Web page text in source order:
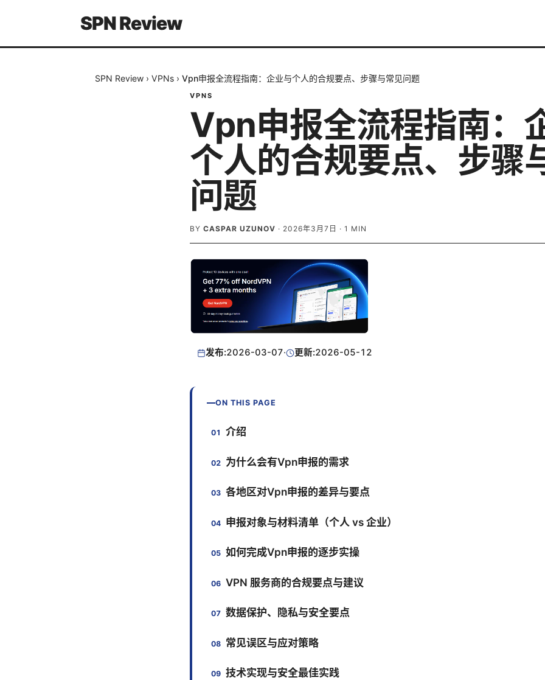
SPN Review
SPN Review › VPNs › Vpn申报全流程指南：企业与个人的合规要点、步骤与常见问题
VPNS
Vpn申报全流程指南：
个人的合规要点、步骤
问题
BY CASPAR UZUNOV · 2026年3月7日 · 1 MIN
发布:2026-03-07· 更新:2026-05-12
ON THIS PAGE
介绍
为什么会有Vpn申报的需求
各地区对Vpn申报的差异与要点
申报对象与材料清单（个人 vs 企业）
如何完成Vpn申报的逐步实操
VPN 服务商的合规要点与建议
数据保护、隐私与安全要点
常见误区与应对策略
技术实现与安全最佳实践